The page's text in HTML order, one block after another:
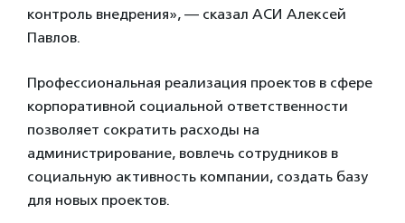
контроль внедрения», — сказал АСИ Алексей
Павлов.
Профессиональная реализация проектов в сфере
корпоративной социальной ответственности
позволяет сократить расходы на
администрирование, вовлечь сотрудников в
социальную активность компании, создать базу
для новых проектов.